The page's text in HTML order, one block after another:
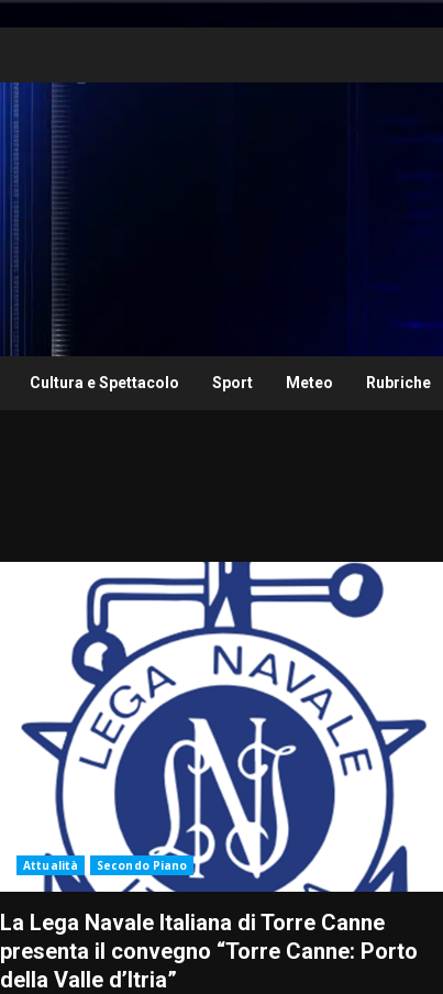
Cultura e Spettacolo Sport Meteo Rubriche
Attualità Secondo Piano
La Lega Navale Italiana di Torre Canne
presenta il convegno “Torre Canne: Porto
della Valle d’Itria”